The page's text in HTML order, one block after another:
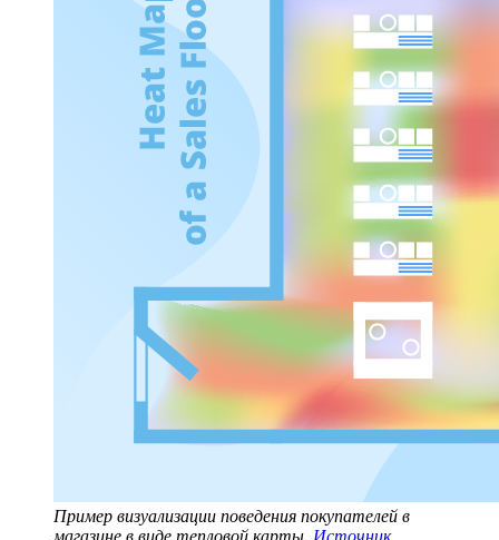
Пример визуализации поведения покупателей в
магазине в виде тепловой карты. Источник